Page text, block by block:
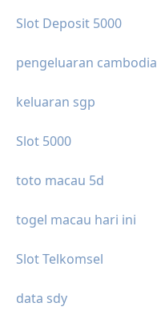
Slot Deposit 5000
pengeluaran cambodia
keluaran sgp
Slot 5000
toto macau 5d
togel macau hari ini
Slot Telkomsel
data sdy